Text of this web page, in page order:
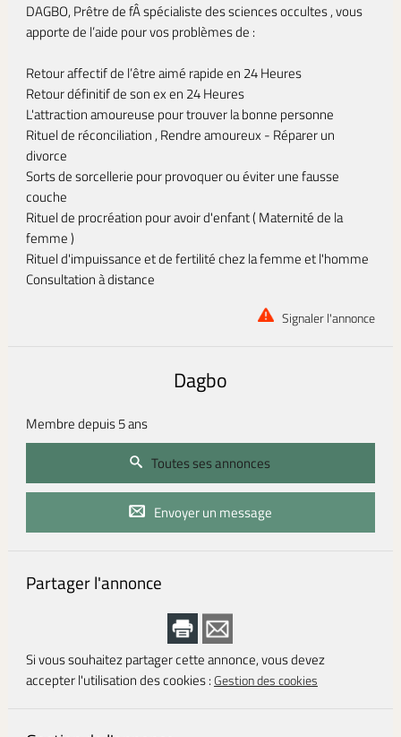
DAGBO, Prêtre de fÂ spécialiste des sciences occultes , vous
apporte de l’aide pour vos problèmes de :
Retour affectif de l’être aimé rapide en 24 Heures
Retour définitif de son ex en 24 Heures
L'attraction amoureuse pour trouver la bonne personne
Rituel de réconciliation , Rendre amoureux - Réparer un
divorce
Sorts de sorcellerie pour provoquer ou éviter une fausse
couche
Rituel de procréation pour avoir d'enfant ( Maternité de la
femme )
Rituel d'impuissance et de fertilité chez la femme et l'homme
Consultation à distance
Signaler l'annonce
Dagbo
Membre depuis 5 ans
Toutes ses annonces
Envoyer un message
Partager l'annonce
Si vous souhaitez partager cette annonce, vous devez
accepter l'utilisation des cookies :Gestion des cookies